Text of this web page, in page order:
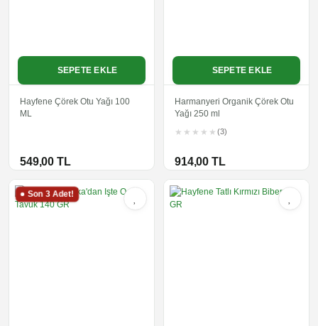
SEPETE EKLE
Hayfene Çörek Otu Yağı 100
ML
549,00 TL
SEPETE EKLE
Harmanyeri Organik Çörek Otu
Yağı 250 ml
914,00 TL
(3)
Son 3 Adet!